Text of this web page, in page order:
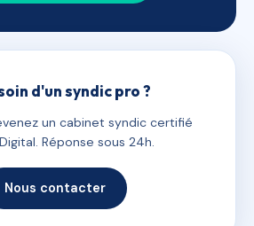
d'un syndic pro ?
un cabinet syndic certifié
Réponse sous 24h.
Nous contacter